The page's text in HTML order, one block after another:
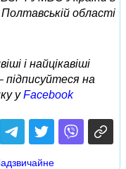
Полтавській області
і найцікавіші
на
уFacebook